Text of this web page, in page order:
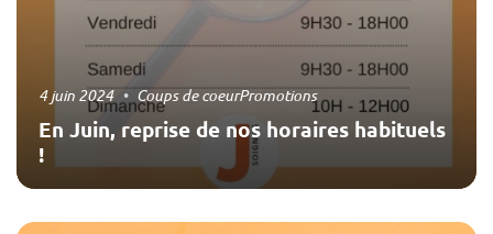
En Juin, reprise de nos horaires habituels
!
4 juin 2024 Coups de coeurPromotions